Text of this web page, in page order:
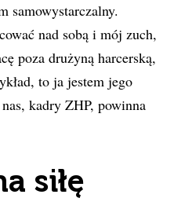
samowystarczalny.
nad sobą i mój zuch,
poza drużyną harcerską,
to ja jestem jego
kadry ZHP, powinna
siłę